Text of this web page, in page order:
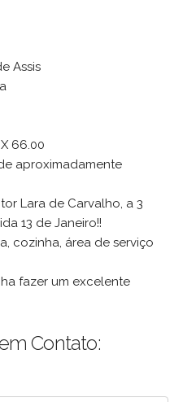
Assis
66.00
aproximadamente
Lara de Carvalho, a 3
13 de Janeiro!!
cozinha, área de serviço
fazer um excelente
Contato: